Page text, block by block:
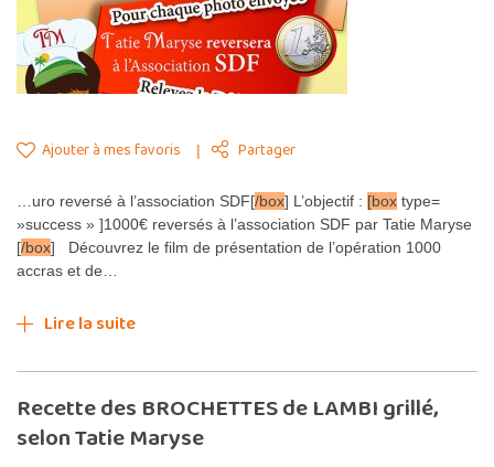
Ajouter à mes favoris Partager
…uro reversé à l’association SDF[/box] L’objectif : [box type=
»success » ]1000€ reversés à l’association SDF par Tatie Maryse
[/box] Découvrez le film de présentation de l’opération 1000
accras et de…
Lire la suite
Recette des BROCHETTES de LAMBI grillé,
selon Tatie Maryse